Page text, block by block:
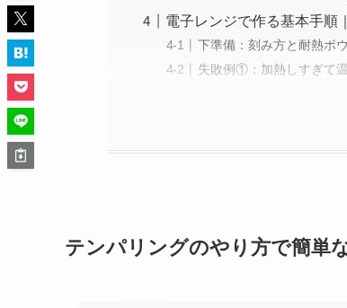
電子レンジで作る基本手順
下準備：刻み方と耐熱ボ
失敗例①：加熱しすぎて
テンパリングのやり方で簡単